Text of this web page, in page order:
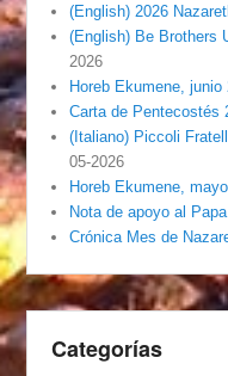
(English) 2026
(English) Be Brothers
2026
Horeb Ekumene, junio
Carta de Pentecostés
(Italiano) Piccoli
05-2026
Horeb Ekumene,
Nota de apoyo al
Crónica Mes de
Categorías